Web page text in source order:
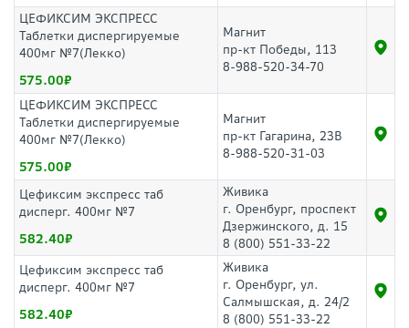
ЦЕФИКСИМ ЭКСПРЕСС
Таблетки диспергируемые
400мг №7(Лекко)
575.00
Магнит
пр-кт Победы, 113
8-988-520-34-70
ЦЕФИКСИМ ЭКСПРЕСС
Таблетки диспергируемые
400мг №7(Лекко)
575.00
Магнит
пр-кт Гагарина, 23В
8-988-520-31-03
Цефиксим экспресс таб
дисперг. 400мг №7
582.40
Живика
г. Оренбург, проспект
Дзержинского, д. 15
8 (800) 551-33-22
Цефиксим экспресс таб
дисперг. 400мг №7
582.40
Живика
г. Оренбург, ул.
Салмышская, д. 24/2
8 (800) 551-33-22